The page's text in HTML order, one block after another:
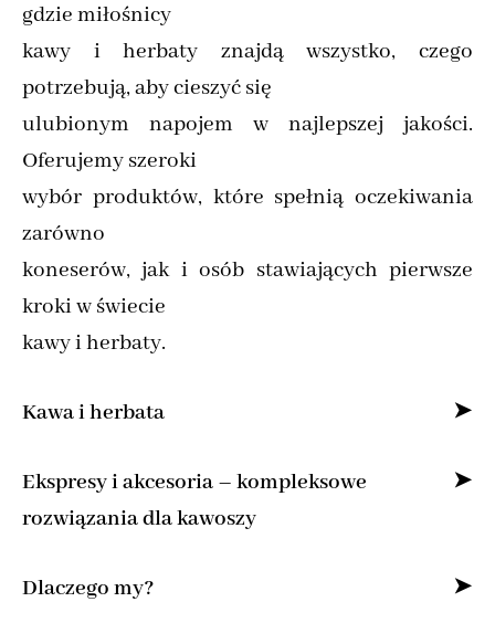
gdzie miłośnicy
kawy i herbaty znajdą wszystko, czego
potrzebują, aby cieszyć się
ulubionym napojem w najlepszej jakości.
Oferujemy szeroki
wybór produktów, które spełnią oczekiwania
zarówno
koneserów, jak i osób stawiających pierwsze
kroki w świecie
kawy i herbaty.
Kawa i herbata
Specjalizujemy się w sprzedaży kawy ziarnistej
i mielonej online,
całego świata.
Ekspresy i akcesoria – kompleksowe
rozwiązania dla kawoszy
Dla osób, które pragną cieszyć się kawą jak z
Dlaczego my?